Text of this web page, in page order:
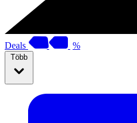
Deals %
Több